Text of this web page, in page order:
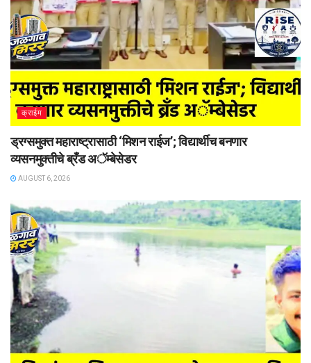
क्राईम
ड्रग्समुक्त महाराष्ट्रासाठी ‘मिशन राईज’; विद्यार्थीच बनणार
व्यसनमुक्तीचे ब्रँड अॅम्बेसेडर
AUGUST 6, 2026